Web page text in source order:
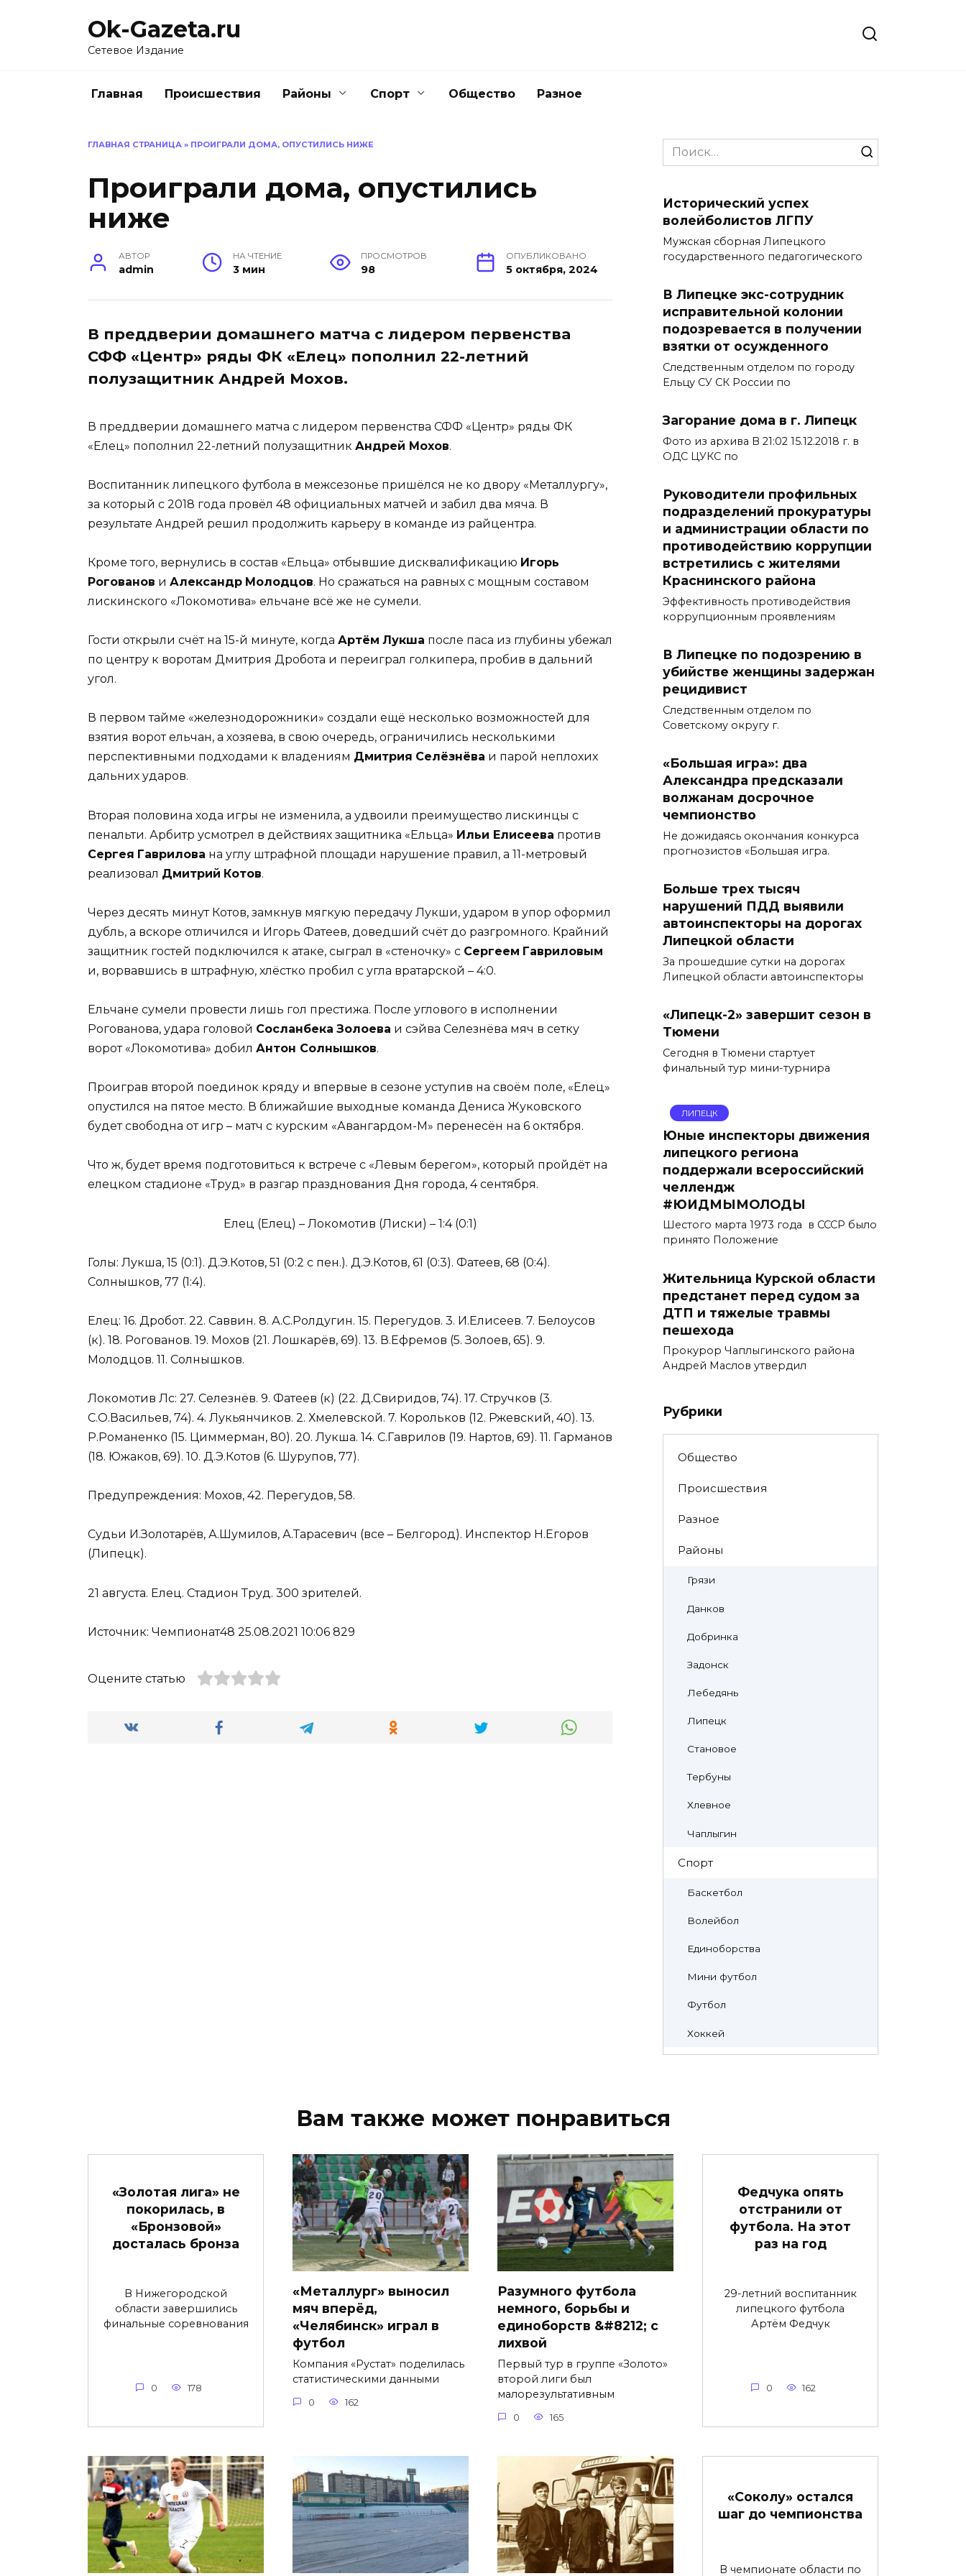
Ok-Gazeta.ru
Сетевое Издание
Главная Происшествия Районы Спорт Общество Разное
ГЛАВНАЯ СТРАНИЦА » ПРОИГРАЛИ ДОМА, ОПУСТИЛИСЬ НИЖЕ
Проиграли дома, опустились
ниже
АВТОР
admin
НА ЧТЕНИЕ
3 мин
ПРОСМОТРОВ
98
ОПУБЛИКОВАНО
5 октября, 2024
В преддверии домашнего матча с лидером первенства
СФФ «Центр» ряды ФК «Елец» пополнил 22-летний
полузащитник Андрей Мохов.
В преддверии домашнего матча с лидером первенства СФФ «Центр» ряды ФК
«Елец» пополнил 22-летний полузащитник Андрей Мохов.
Воспитанник липецкого футбола в межсезонье пришёлся не ко двору «Металлургу»,
за который с 2018 года провёл 48 официальных матчей и забил два мяча. В
результате Андрей решил продолжить карьеру в команде из райцентра.
Кроме того, вернулись в состав «Ельца» отбывшие дисквалификацию Игорь
Рогованов и Александр Молодцов. Но сражаться на равных с мощным составом
лискинского «Локомотива» ельчане всё же не сумели.
Гости открыли счёт на 15-й минуте, когда Артём Лукша после паса из глубины убежал
по центру к воротам Дмитрия Дробота и переиграл голкипера, пробив в дальний
угол.
В первом тайме «железнодорожники» создали ещё несколько возможностей для
взятия ворот ельчан, а хозяева, в свою очередь, ограничились несколькими
перспективными подходами к владениям Дмитрия Селёзнёва и парой неплохих
дальних ударов.
Вторая половина хода игры не изменила, а удвоили преимущество лискинцы с
пенальти. Арбитр усмотрел в действиях защитника «Ельца» Ильи Елисеева против
Сергея Гаврилова на углу штрафной площади нарушение правил, а 11-метровый
реализовал Дмитрий Котов.
Через десять минут Котов, замкнув мягкую передачу Лукши, ударом в упор оформил
дубль, а вскоре отличился и Игорь Фатеев, доведший счёт до разгромного. Крайний
защитник гостей подключился к атаке, сыграл в «стеночку» с Сергеем Гавриловым
и, ворвавшись в штрафную, хлёстко пробил с угла вратарской – 4:0.
Ельчане сумели провести лишь гол престижа. После углового в исполнении
Рогованова, удара головой Сосланбека Золоева и сэйва Селезнёва мяч в сетку
ворот «Локомотива» добил Антон Солнышков.
Проиграв второй поединок кряду и впервые в сезоне уступив на своём поле, «Елец»
опустился на пятое место. В ближайшие выходные команда Дениса Жуковского
будет свободна от игр – матч с курским «Авангардом-М» перенесён на 6 октября.
Что ж, будет время подготовиться к встрече с «Левым берегом», который пройдёт на
елецком стадионе «Труд» в разгар празднования Дня города, 4 сентября.
Елец (Елец) – Локомотив (Лиски) – 1:4 (0:1)
Голы: Лукша, 15 (0:1). Д.Э.Котов, 51 (0:2 с пен.). Д.Э.Котов, 61 (0:3). Фатеев, 68 (0:4).
Солнышков, 77 (1:4).
Елец: 16. Дробот. 22. Саввин. 8. А.С.Ролдугин. 15. Перегудов. 3. И.Елисеев. 7. Белоусов
(к). 18. Рогованов. 19. Мохов (21. Лошкарёв, 69). 13. В.Ефремов (5. Золоев, 65). 9.
Молодцов. 11. Солнышков.
Локомотив Лс: 27. Селезнёв. 9. Фатеев (к) (22. Д.Свиридов, 74). 17. Стручков (3.
С.О.Васильев, 74). 4. Лукьянчиков. 2. Хмелевской. 7. Корольков (12. Ржевский, 40). 13.
Р.Романенко (15. Циммерман, 80). 20. Лукша. 14. С.Гаврилов (19. Нартов, 69). 11. Гарманов
(18. Южаков, 69). 10. Д.Э.Котов (6. Шурупов, 77).
Предупреждения: Мохов, 42. Перегудов, 58.
Судьи И.Золотарёв, А.Шумилов, А.Тарасевич (все – Белгород). Инспектор Н.Егоров
(Липецк).
21 августа. Елец. Стадион Труд. 300 зрителей.
Источник: Чемпионат48 25.08.2021 10:06 829
Оцените статью
Search
for:
Исторический успех
волейболистов ЛГПУ
Мужская сборная Липецкого
государственного педагогического
В Липецке экс-сотрудник
исправительной колонии
подозревается в получении
взятки от осужденного
Следственным отделом по городу
Ельцу СУ СК России по
Загорание дома в г. Липецк
Фото из архива В 21:02 15.12.2018 г. в
ОДС ЦУКС по
Руководители профильных
подразделений прокуратуры
и администрации области по
противодействию коррупции
встретились с жителями
Краснинского района
Эффективность противодействия
коррупционным проявлениям
В Липецке по подозрению в
убийстве женщины задержан
рецидивист
Следственным отделом по
Советскому округу г.
«Большая игра»: два
Александра предсказали
волжанам досрочное
чемпионство
Не дожидаясь окончания конкурса
прогнозистов «Большая игра.
Больше трех тысяч
нарушений ПДД выявили
автоинспекторы на дорогах
Липецкой области
За прошедшие сутки на дорогах
Липецкой области автоинспекторы
«Липецк-2» завершит сезон в
Тюмени
Сегодня в Тюмени стартует
финальный тур мини-турнира
ЛИПЕЦК
Юные инспекторы движения
липецкого региона
поддержали всероссийский
челлендж
#ЮИДМЫМОЛОДЫ
Шестого марта 1973 года в СССР было
принято Положение
Жительница Курской области
предстанет перед судом за
ДТП и тяжелые травмы
пешехода
Прокурор Чаплыгинского района
Андрей Маслов утвердил
Рубрики
Общество
Происшествия
Разное
Районы
Грязи
Данков
Добринка
Задонск
Лебедянь
Липецк
Становое
Тербуны
Хлевное
Чаплыгин
Спорт
Баскетбол
Волейбол
Единоборства
Мини футбол
Футбол
Хоккей
Вам также может понравиться
«Золотая лига» не
покорилась, в
«Бронзовой»
досталась бронза
В Нижегородской
области завершились
финальные соревнования
0 178
«Металлург» выносил
мяч вперёд,
«Челябинск» играл в
футбол
Компания «Рустат» поделилась
статистическими данными
0 162
Разумного футбола
немного, борьбы и
единоборств &#8212; с
лихвой
Первый тур в группе «Золото»
второй лиги был
малорезультативным
0 165
Федчука опять
отстранили от
футбола. На этот
раз на год
29-летний воспитанник
липецкого футбола
Артём Федчук
0 162
«Соколу» остался
шаг до чемпионства
В чемпионате области по